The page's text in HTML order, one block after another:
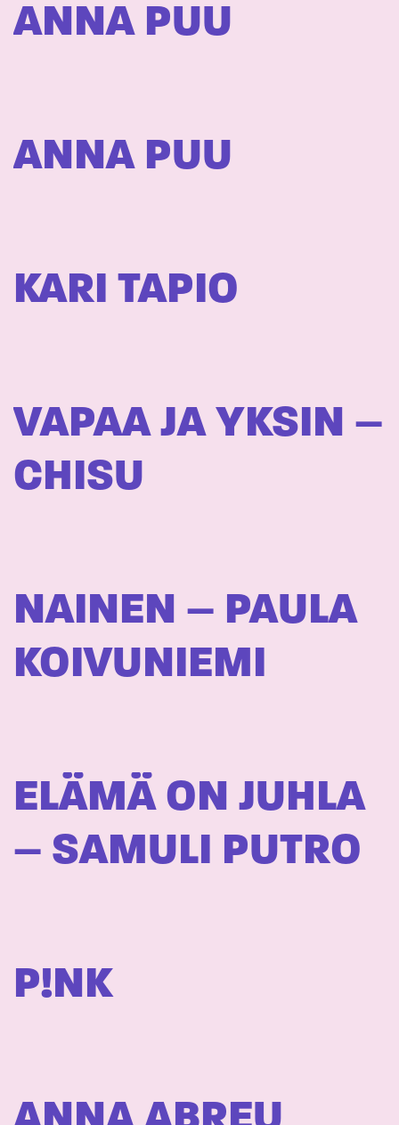
ANNA PUU
ANNA PUU
KARI TAPIO
VAPAA JA YKSIN –
CHISU
NAINEN – PAULA
KOIVUNIEMI
ELÄMÄ ON JUHLA
– SAMULI PUTRO
P!NK